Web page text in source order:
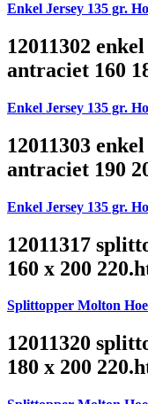
Enkel Jersey 135 gr.
12011302
antraciet 160
Enkel Jersey 135 gr.
12011303
antraciet 190
Enkel Jersey 135 gr.
12011317
160 x 200
Splittopper Molton
12011320
180 x 200